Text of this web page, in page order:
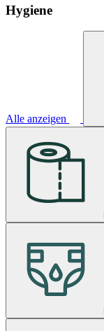
Hygiene
Alle anzeigen